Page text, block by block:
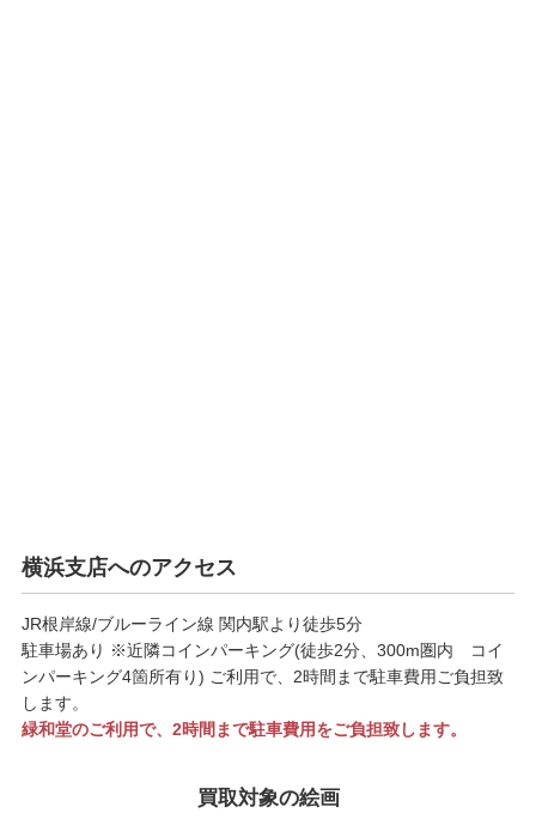
横浜支店へのアクセス
JR根岸線/ブルーライン線 関内駅より徒歩5分
駐車場あり ※近隣コインパーキング(徒歩2分、300m圏内 コイ
ンパーキング4箇所有り) ご利用で、2時間まで駐車費用ご負担致
します。
緑和堂のご利用で、2時間まで駐車費用をご負担致します。
買取対象の絵画